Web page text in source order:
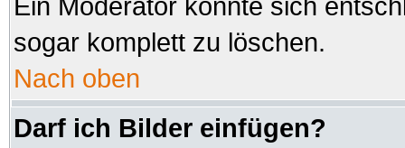
sogar komplett zu löschen.
Nach oben
Darf ich Bilder einfügen?